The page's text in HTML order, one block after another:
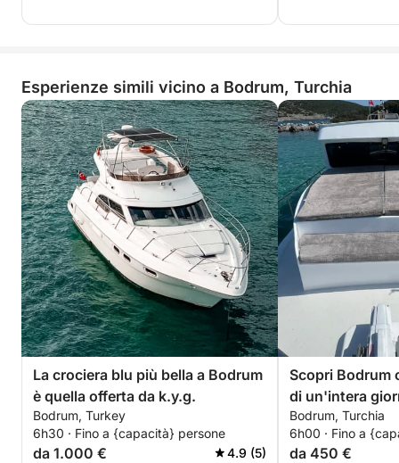
Esperienze simili vicino a Bodrum, Turchia
La crociera blu più bella a Bodrum
è quella offerta da k.y.g.
Bodrum, Turkey
6h30 · Fino a {capacità} persone
da 1.000 € 4.9 (5)
Scopri Bodrum
di un'intera
motoscafo.
Bodrum, Turchia
6h00 · Fino a
da 450 €